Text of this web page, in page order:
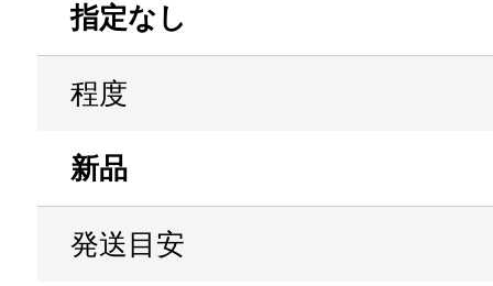
指定なし
程度
新品
発送目安